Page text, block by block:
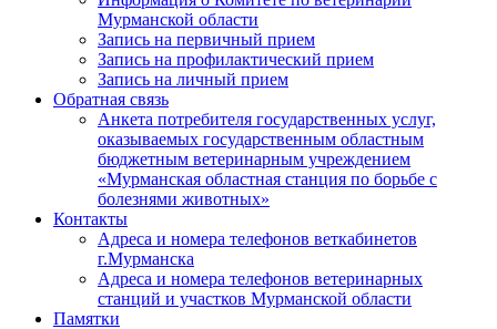
Мурманской области
Запись на первичный прием
Запись на профилактический прием
Запись на личный прием
Обратная связь
Анкета потребителя государственных услуг,
оказываемых государственным областным
бюджетным ветеринарным учреждением
«Мурманская областная станция по борьбе с
болезнями животных»
Контакты
Адреса и номера телефонов веткабинетов
г.Мурманска
Адреса и номера телефонов ветеринарных
станций и участков Мурманской области
Памятки